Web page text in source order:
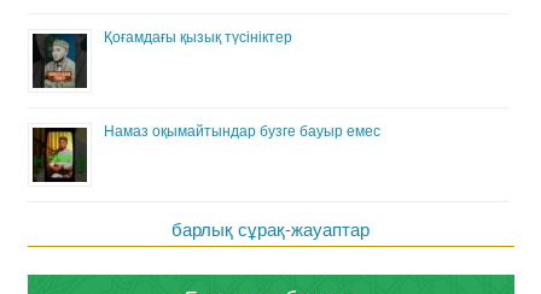
Қоғамдағы қызық түсініктер
Намаз оқымайтындар бузге бауыр емес
барлық сұрақ-жауаптар